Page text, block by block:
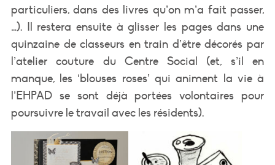
particuliers, dans des livres qu’on m’a fait passer,
…). Il restera ensuite à glisser les pages dans une
quinzaine de classeurs en train d’être décorés par
l’atelier couture du Centre Social (et, s’il en
manque, les ‘blouses roses’ qui animent la vie à
l’EHPAD se sont déjà portées volontaires pour
poursuivre le travail avec les résidents).